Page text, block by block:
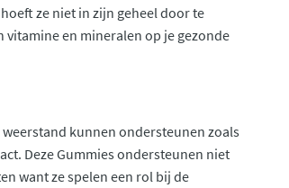
ze niet in zijn geheel door te
vitamine en mineralen op je gezonde
kunnen ondersteunen zoals
Deze Gummies ondersteunen niet
want ze spelen een rol bij de